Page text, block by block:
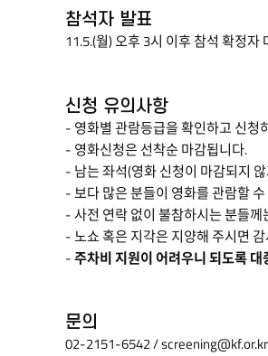
a
better
understanding
Koreans
and
foreign
residents
Korea,
the
KF
diverse
global
참석자 발표
11.5.(월) 오후 3시 이후 참석 확정자
신청 유의사항
- 영화별 관람등급을 확인하고 신청
- 영화신청은 선착순 마감됩니다.
- 남는 좌석(영화 신청이 마감되지
- 보다 많은 분들이 영화를 관람할
- 사전 연락 없이 불참하시는 분들
- 노쇼 혹은 지각은 지양해 주시면
-주차비 지원이 어려우니 되도록
문의
02-2151-6542 /screening@kf.or.kr